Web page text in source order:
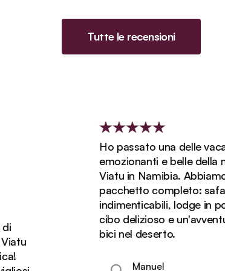
Tutte le recensioni
Ho passato una delle vacanze
emozionanti e belle della mia
Viatu in Namibia. Abbiamo
pacchetto completo: safari
indimenticabili, lodge in posti
cibo delizioso e un'avventurosa
bici nel deserto.
Manuel